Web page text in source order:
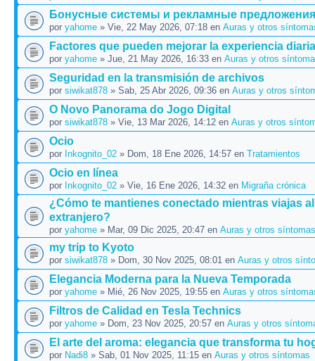
Бонусные системы и рекламные предложения
por yahome » Vie, 22 May 2026, 07:18 en Auras y otros
Factores que pueden mejorar la experiencia diaria
por yahome » Jue, 21 May 2026, 16:33 en Auras y otros
Seguridad en la transmisión de archivos
por siwikat878 » Sab, 25 Abr 2026, 09:36 en Auras y otros
O Novo Panorama do Jogo Digital
por siwikat878 » Vie, 13 Mar 2026, 14:12 en Auras y otros
Ocio
por Inkognito_02 » Dom, 18 Ene 2026, 14:57 en Tratamientos
Ocio en línea
por Inkognito_02 » Vie, 16 Ene 2026, 14:32 en Migraña crónica
¿Cómo te mantienes conectado mientras viajas al
extranjero?
por yahome » Mar, 09 Dic 2025, 20:47 en Auras y otros síntomas
my trip to Kyoto
por siwikat878 » Dom, 30 Nov 2025, 08:01 en Auras y otros
Elegancia Moderna para la Nueva Temporada
por yahome » Mié, 26 Nov 2025, 19:55 en Auras y otros
Filtros de Calidad en Tesla Technics
por yahome » Dom, 23 Nov 2025, 20:57 en Auras y otros
El arte del aroma: elegancia que transforma tu
por Nadi8 » Sab, 01 Nov 2025, 11:15 en Auras y otros síntomas